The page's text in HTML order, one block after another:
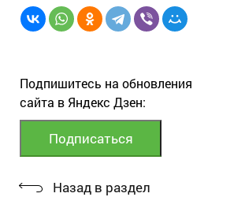
Подпишитесь на обновления
сайта в Яндекс Дзен:
Назад в раздел